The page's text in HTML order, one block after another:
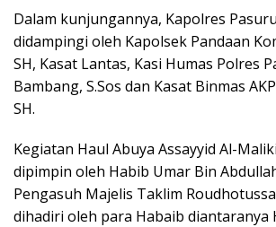
Dalam kunjungannya, Kapolres
didampingi oleh Kapolsek Pandaan
SH, Kasat Lantas, Kasi Humas Polres
Bambang, S.Sos dan Kasat Binmas
SH.
Kegiatan Haul Abuya Assayyid Al-
dipimpin oleh Habib Umar Bin
Pengasuh Majelis Taklim
dihadiri oleh para Habaib diantaranya